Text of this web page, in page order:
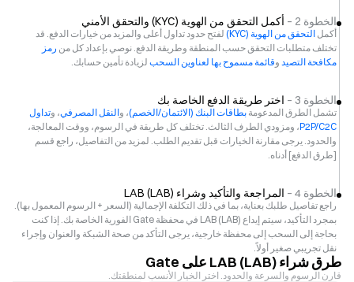
الخطوة 2 – أكمل التحقق من الهوية (KYC) والتحقق الأمني
أكمل التحقق من الهوية (KYC)
لفتح حدود تداول أعلى والمزيد من خيارات الدفع. قد
تختلف متطلبات التحقق حسب المنطقة وطريقة الدفع. نوصي بإعداد كل من رمز
مكافحة التصيد وقائمة مسموح بها لعناوين السحب لزيادة تأمين حسابك.
الخطوة 3 – اختر طريقة الدفع الخاصة بك
تشمل الطرق المدعومة بطاقات البنك (الائتمان/الخصم)، والنقل المصرفي، وتداول
P2P/C2C، ومزودي الطرف الثالث. تختلف كل طريقة في الرسوم، ووقت المعالجة،
والحدود. يرجى مقارنة الخيارات قبل تقديم الطلب. لمزيد من التفاصيل، راجع قسم
[طرق الدفع] أدناه.
الخطوة 4 – المراجعة والتأكيد وشراء LAB (LAB)
راجع تفاصيل طلبك بعناية، بما في ذلك التكلفة الإجمالية (السعر + الرسوم المعمول بها).
بمجرد التأكيد، سيتم إيداع LAB (LAB) في محفظة Gate الفورية الخاصة بك. إذا كنت
بحاجة إلى السحب إلى محفظة خارجية، يرجى التأكد من صحة الشبكة والعنوان وإجراء
نقل تجريبي صغير أولاً.
طرق شراء LAB (LAB) على Gate
قارن الرسوم والسرعة والحدود. اختر الخيار الأنسب لمنطقتك.